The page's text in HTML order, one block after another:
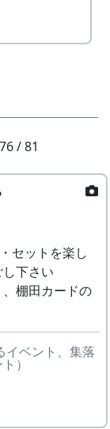
アピー
トを書類
した米は
円相当)な
する。
美化活動
刈り、刈
こと(田
理、消
日に延期
変更。や
、やりま
、袋に詰
れた案山
ナーを募
ナー選
ナー対
を作りに
（岩座神
センター
そして区
ナー田
える。
ナー草
/ 81
セットを楽し
下さい
棚田カードの
イベント、集落
）